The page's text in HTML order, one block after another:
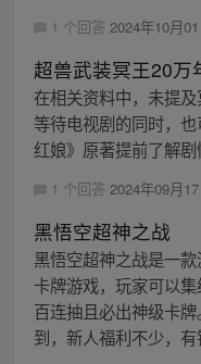
1 个回答 2024年10月
超兽武装冥王20万
在相关资料中，未提
等待电视剧的同时，
红娘》原著提前了解剧
1 个回答 2024年09月
黑悟空超神之战
黑悟空超神之战是一
卡牌游戏，玩家可以
百连抽且必出神级卡
到，新人福利不少，